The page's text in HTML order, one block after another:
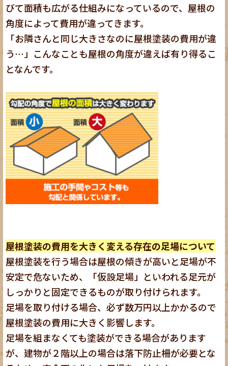
びて面積も広がる仕組みになっているので、屋根の
角度によって費用が違ってきます。
「お隣さんと同じ大きさなのに屋根塗装の費用が違
う…」こんなことも屋根の角度が違えば有り得るこ
となんです。
屋根塗装の費用を大きく変える存在の足場について
屋根塗装を行う場合は屋根の傾きが高いと足場が不
安定で危ないため、「仮設足場」といわれる足元が
しっかりと固定できるものが取り付けられます。
足場を取り付ける場合、必ず数万円以上かかるので
屋根塗装の費用に大きく影響します。
足場を組まなくても塗装ができる場合があります
が、建物が２階以上の場合は落下防止柵が必要とな